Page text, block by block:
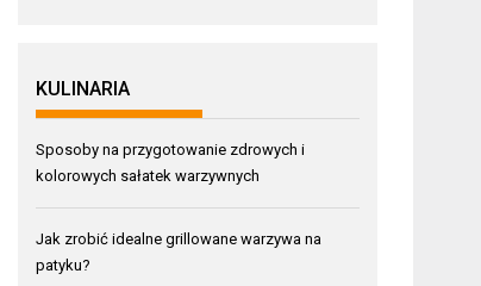
KULINARIA
Sposoby na przygotowanie zdrowych i
kolorowych sałatek warzywnych
Jak zrobić idealne grillowane warzywa na
patyku?